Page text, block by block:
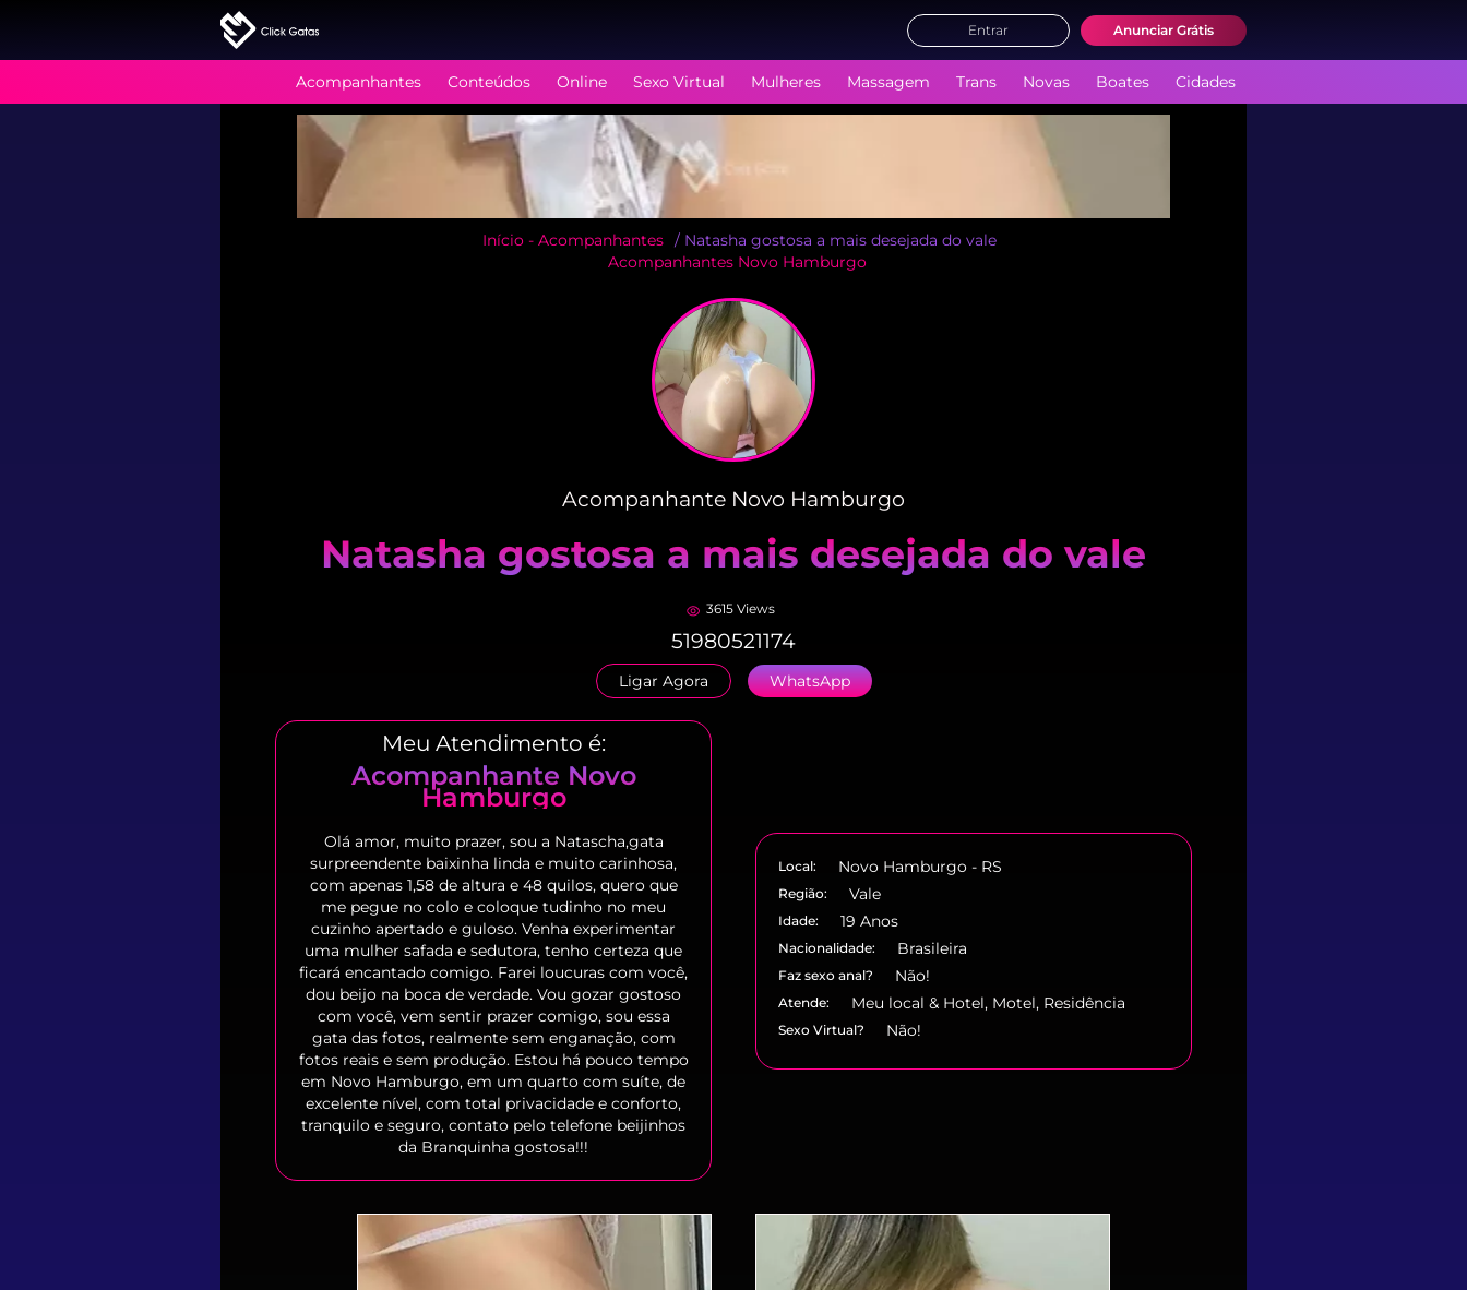
Entrar Anunciar Grátis
Acompanhantes Conteúdos Online Sexo Virtual Mulheres Massagem Trans Novas Boates Cidades
Início - Acompanhantes / Natasha gostosa a mais desejada do vale
Acompanhantes Novo Hamburgo
Acompanhante Novo Hamburgo
Natasha gostosa a mais desejada do vale
3615 Views
51980521174
Ligar Agora WhatsApp
Meu Atendimento é:
Acompanhante Novo
Hamburgo
Olá amor, muito prazer, sou a Natascha,gata
surpreendente baixinha linda e muito carinhosa,
com apenas 1,58 de altura e 48 quilos, quero que
me pegue no colo e coloque tudinho no meu
cuzinho apertado e guloso. Venha experimentar
uma mulher safada e sedutora, tenho certeza que
ficará encantado comigo. Farei loucuras com você,
dou beijo na boca de verdade. Vou gozar gostoso
com você, vem sentir prazer comigo, sou essa
gata das fotos, realmente sem enganação, com
fotos reais e sem produção. Estou há pouco tempo
em Novo Hamburgo, em um quarto com suíte, de
excelente nível, com total privacidade e conforto,
tranquilo e seguro, contato pelo telefone beijinhos
da Branquinha gostosa!!!
Local: Novo Hamburgo - RS
Região: Vale
Idade: 19 Anos
Nacionalidade: Brasileira
Faz sexo anal? Não!
Atende: Meu local & Hotel, Motel, Residência
Sexo Virtual? Não!